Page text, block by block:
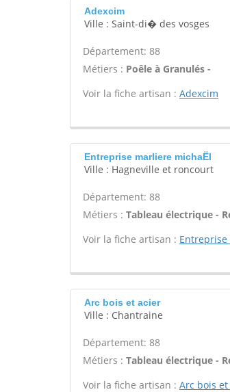
Adexcim
Ville : Saint-di� des vosges
Département: 88
Métiers : Poêle à Granulés -
Voir la fiche artisan : Adexcim
Entreprise marliere michaËl
Ville : Hagneville et roncourt
Département: 88
Métiers : Tableau électrique -
Voir la fiche artisan :
Arc bois et acier
Ville : Chantraine
Département: 88
Métiers : Tableau électrique -
Voir la fiche artisan : Arc bois